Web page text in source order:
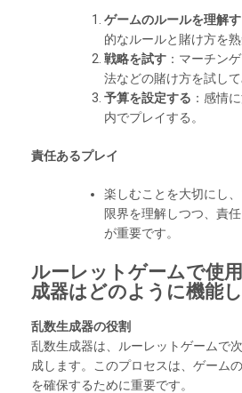
ゲームのルールを理解
的なルールと賭け方を熟
戦略を試す ：マーチン
法などの賭け方を試して
予算を設定する ：感情
内でプレイする。
責任あるプレイ
楽しむことを大切にし
限界を理解しつつ、責
が重要です。
ルーレットゲームで使
成器はどのように機能
乱数生成器の役割
乱数生成器は、ルーレットゲームで
成します。このプロセスは、ゲーム
を確保するために重要です。